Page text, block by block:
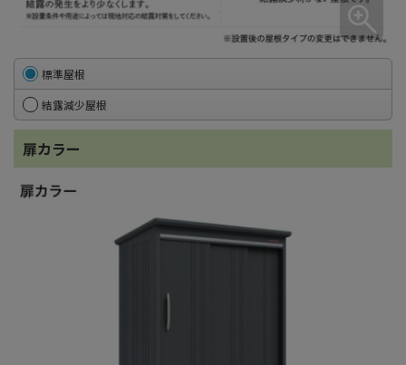
標準屋根
結露減少屋根
扉カラー